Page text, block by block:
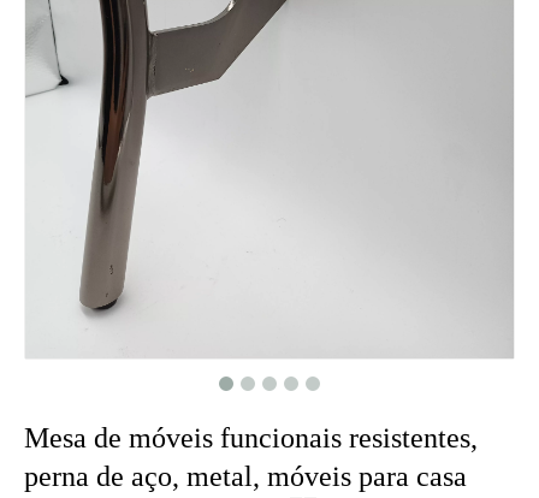
Mesa de móveis funcionais resistentes,
perna de aço, metal, móveis para casa